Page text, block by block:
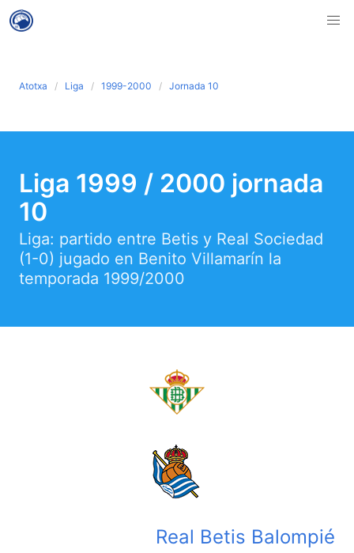
Atotxa Liga 1999-2000 Jornada 10
Liga 1999 / 2000 jornada
10
Liga: partido entre Betis y Real Sociedad
(1-0) jugado en Benito Villamarín la
temporada 1999/2000
Real Betis Balompié